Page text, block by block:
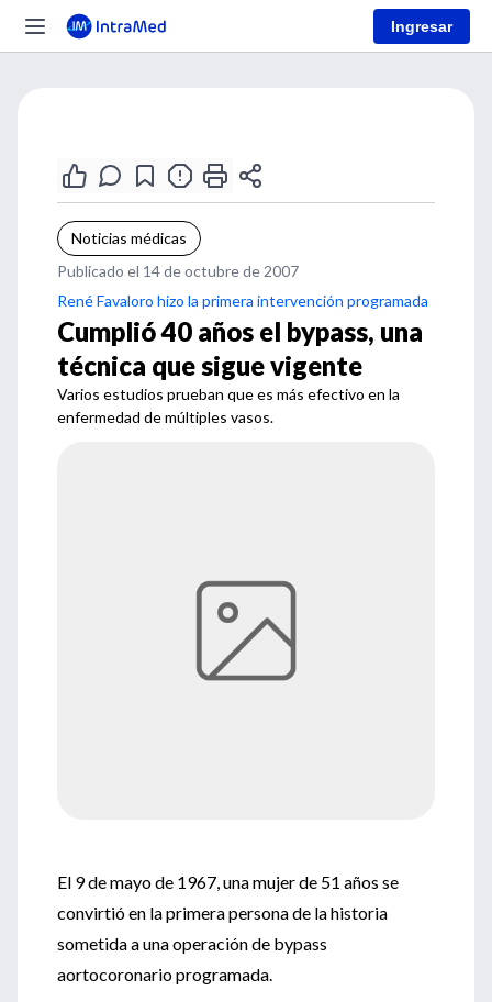
Ingresar
Noticias médicas
Publicado el 14 de octubre de 2007
René Favaloro hizo la primera intervención programada
Cumplió 40 años el bypass, una
técnica que sigue vigente
Varios estudios prueban que es más efectivo en la
enfermedad de múltiples vasos.
El 9 de mayo de 1967, una mujer de 51 años se
convirtió en la primera persona de la historia
sometida a una operación de bypass
aortocoronario programada.